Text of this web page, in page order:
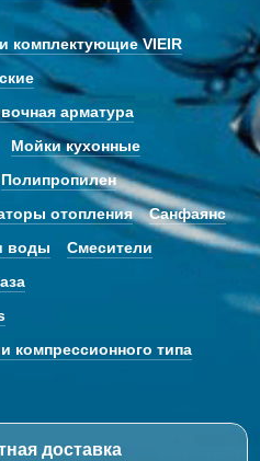
комплектующие VIEIR
арматура
Мойки кухонные
Полипропилен
отопления
Санфаянс
воды
Смесители
компрессионного типа
доставка